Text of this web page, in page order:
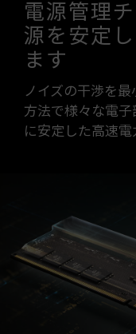
電源管理
源を安定
ます
ノイズの干渉を
方法で様々な電
に安定した高速電